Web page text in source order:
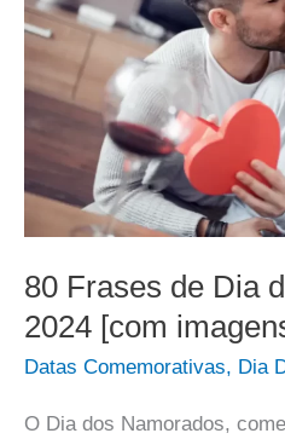
80 Frases de Dia
2024 [com
Datas Comemorativas, Dia
O Dia dos Namorados,